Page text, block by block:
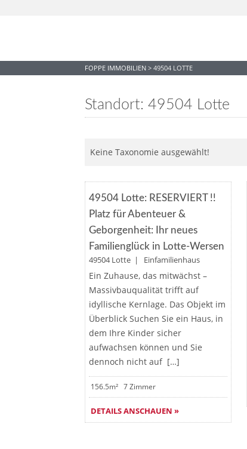
FOPPE IMMOBILIEN > 49504 LOTTE
Standort: 49504 Lotte
Keine Taxonomie ausgewählt!
RESERVIERT
49504 Lotte: RESERVIERT !!
Platz für Abenteuer &
Geborgenheit: Ihr neues
Familienglück in Lotte-Wersen
49504 Lotte | Einfamilienhaus
Ein Zuhause, das mitwächst –
Massivbauqualität trifft auf
idyllische Kernlage. Das Objekt im
Überblick Suchen Sie ein Haus, in
dem Ihre Kinder sicher
aufwachsen können und Sie
dennoch nicht auf […]
156.5m² 7 Zimmer
DETAILS ANSCHAUEN »